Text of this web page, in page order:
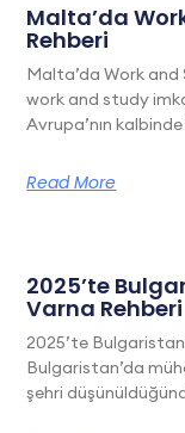
Malta’da
Rehberi
Malta’da Work
work and study
Avrupa’nın
Read More
2025’te
Varna Rehberi
2025’te
Bulgaristan’da
şehri